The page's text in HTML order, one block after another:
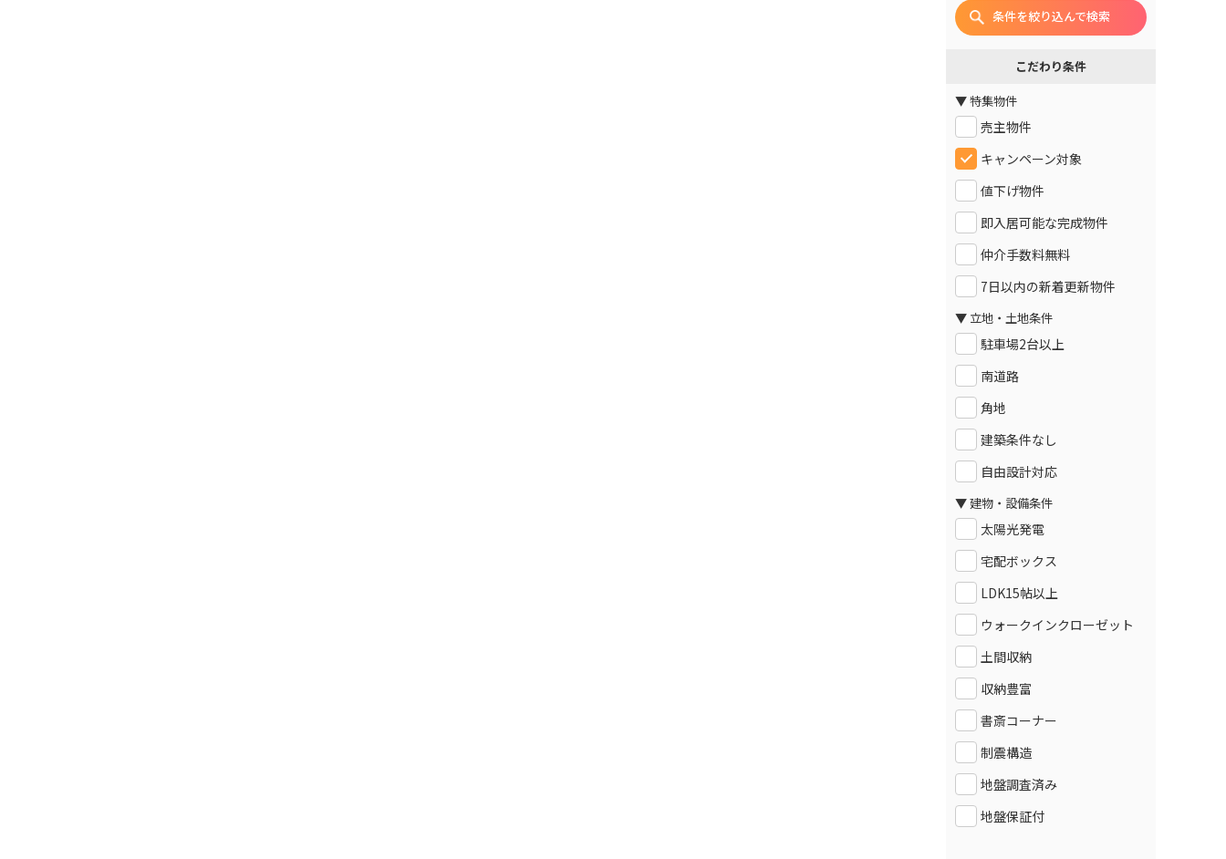
条件を絞り込んで検索
こだわり条件
▼ 特集物件
売主物件
キャンペーン対象
値下げ物件
即入居可能な完成物件
仲介手数料無料
7日以内の新着更新物件
▼ 立地・土地条件
駐車場2台以上
南道路
角地
建築条件なし
自由設計対応
▼ 建物・設備条件
太陽光発電
宅配ボックス
LDK15帖以上
ウォークインクローゼット
土間収納
収納豊富
書斎コーナー
制震構造
地盤調査済み
地盤保証付